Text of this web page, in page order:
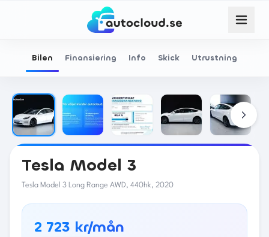
Bilen Finansiering Info Skick Utrustning
Tesla Model 3
Tesla Model 3 Long Range AWD, 440hk, 2020
2 723 kr/mån